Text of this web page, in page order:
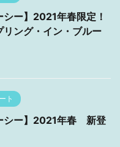
シー】2021年春限定！
リング・イン・ブルー
ト
シー】2021年春 新登